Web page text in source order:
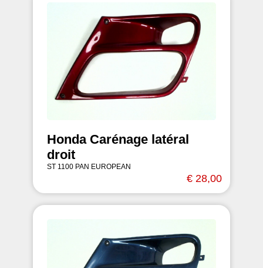
Honda Carénage latéral
droit
ST 1100 PAN EUROPEAN
€ 28,00